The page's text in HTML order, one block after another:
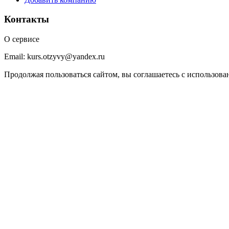
Контакты
О сервисе
Email: kurs.otzyvy@yandex.ru
Продолжая пользоваться сайтом, вы соглашаетесь с